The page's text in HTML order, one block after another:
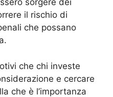
sorgere dei
il rischio di
che possano
che chi investe
e cercare
che è l’importanza